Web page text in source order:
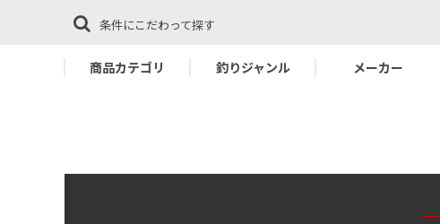
条件にこだわって探す
商品カテゴリ 釣りジャンル メーカー